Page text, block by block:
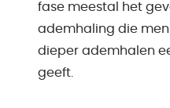
fase meestal het
ademhaling die
dieper ademhalen
geeft.